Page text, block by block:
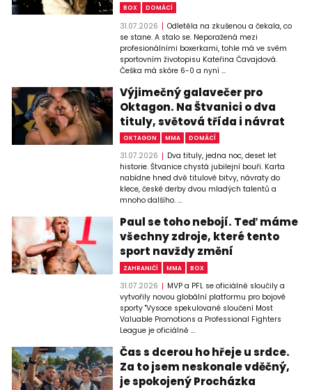
BOX DOMÁCÍ
31.07.2026
Odletěla na zkušenou a čekala, co
se stane. A stalo se. Neporažená mezi
profesionálními boxerkami, tohle má ve svém
sportovním životopisu Kateřina Čavajdová.
Češka má skóre 6-0 a nyní ...
Výjimečný galavečer pro
Oktagon. Na Štvanici o dva
tituly, světová třída i návrat
OKTAGON MMA DOMÁCÍ
31.07.2026
Dva tituly, jedna noc, deset let
historie. Štvanice chystá jubilejní bouři. Karta
nabídne hned dvě titulové bitvy, návraty do
klece, české derby dvou mladých talentů a
mnoho dalšího. ...
Paul se toho nebojí. Teď máme
všechny zdroje, které tento
sport navždy změní
ZAHRANIČÍ MMA BOX
31.07.2026
MVP a PFL se oficiálně sloučily a
vytvořily novou globální platformu pro bojové
sporty "Vysoce spekulované sloučení Most
Valuable Promotions a Professional Fighters
League je oficiálně ...
Čas s dcerou ho hřeje u srdce.
Za to jsem neskonale vděčný,
je spokojený Procházka